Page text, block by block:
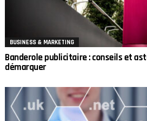
BUSINESS & MARKETING
Banderole publicitaire : conseils et
démarquer